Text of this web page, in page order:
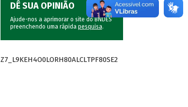
DÊ SUA OPINIÃO
Ajude-nos a aprimorar o site do BNDES
preenchendo uma rápida pesquisa.
Z7_L9KEH4O0LORH80ALCLTPF80SE2